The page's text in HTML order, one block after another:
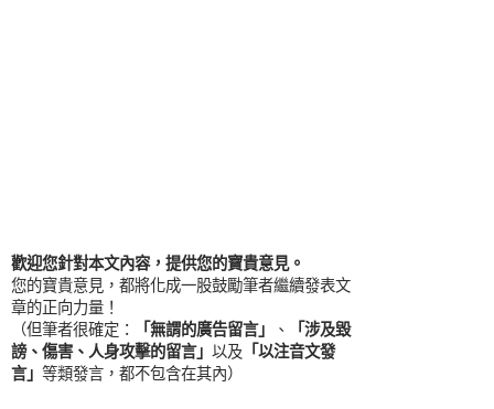
歡迎您針對本文內容，提供您的寶貴意見。
您的寶貴意見，都將化成一股鼓勵筆者繼續發表文
章的正向力量！
（但筆者很確定：
「無謂的廣告留言」 、
「涉及毀
謗、傷害、人身攻擊的留言」 以及 「以注音文發
言」 等類發言，都不包含在其內）